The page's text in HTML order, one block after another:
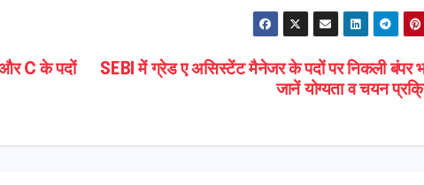
SEBI में ग्रेड ए असिस्टेंट मैनेजर के पदों पर निकली बंपर
जानें योग्यता व चयन
C के पदों